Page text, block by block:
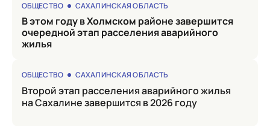
ОБЩЕСТВО САХАЛИНСКАЯ ОБЛАСТЬ
в этом году в Холмском районе завершится
очередной этап расселения аварийного
жилья
ОБЩЕСТВО САХАЛИНСКАЯ ОБЛАСТЬ
Второй этап расселения аварийного жилья
на Сахалине завершится в 2026 году